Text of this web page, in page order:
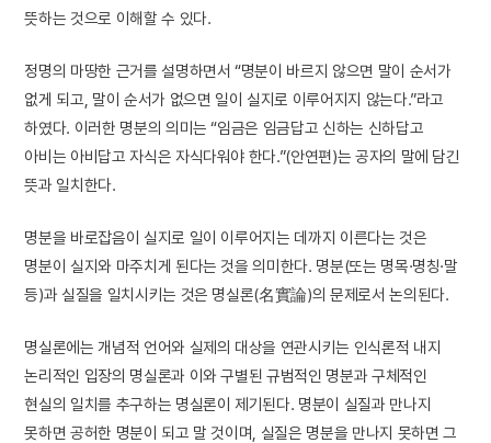
뜻하는 것으로 이해할 수 있다.
정명의 마땅한 근거를 설명하면서 “명분이 바르지 않으면 말이 순서가
없게 되고, 말이 순서가 없으면 일이 실지로 이루어지지 않는다.”라고
하였다. 이러한 명분의 의미는 “임금은 임금답고 신하는 신하답고
아비는 아비답고 자식은 자식다워야 한다.”(안연편)는 공자의 말에 담긴
뜻과 일치한다.
명분을 바로잡음이 실지로 일이 이루어지는 데까지 이른다는 것은
명분이 실지와 마주치게 된다는 것을 의미한다. 명분(또는 명목·명칭·말
등)과 실질을 일치시키는 것은 명실론(名實論)의 문제로서 논의된다.
명실론에는 개념적 언어와 실제의 대상을 연관시키는 인식론적 내지
논리적인 입장의 명실론과 이와 구별된 규범적인 명분과 구체적인
현실의 일치를 추구하는 명실론이 제기된다. 명분이 실질과 만나지
못하면 공허한 명분이 되고 말 것이며, 실질은 명분을 만나지 못하면 그